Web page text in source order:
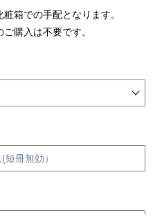
箱での手配となります。
購入は不要です。